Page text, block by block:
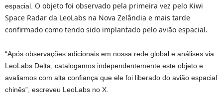
espacial. O objeto foi observado pela primeira vez pelo Kiwi
Space Radar da LeoLabs na Nova Zelândia e mais tarde
confirmado como tendo sido implantado pelo avião espacial.
“Após observações adicionais em nossa rede global e análises via
LeoLabs Delta, catalogamos independentemente este objeto e
avaliamos com alta confiança que ele foi liberado do avião espacial
chinês”, escreveu LeoLabs no X.